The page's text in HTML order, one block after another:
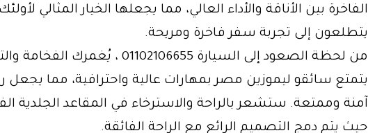
الفاخرة بين الأناقة والأداء العالي، مما يجعلها الخيار المثالي
يتطلعون إلى تجربة سفر فاخرة ومريحة.
من لحظة الصعود إلى السيارة 01102106655 ، يُغمرك
يتمتع سائقو ليموزين مصر بمهارات عالية واحترافية، مما يجعل
آمنة وممتعة. ستشعر بالراحة والاسترخاء في المقاعد الجلدية
حيث يتم دمج التصميم الرائع مع الراحة الفائقة.